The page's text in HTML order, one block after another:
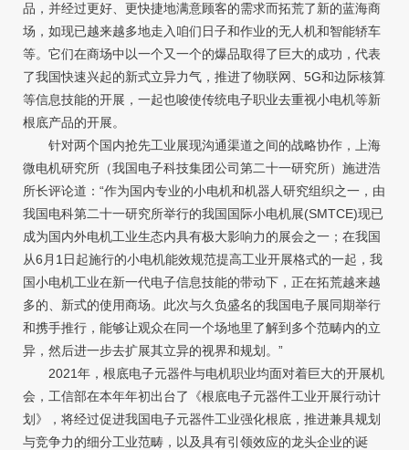
品，并经过更好、更快捷地满意顾客的需求而拓荒了新的蓝海商
场，如现已越来越多地走入咱们日子和作业的无人机和智能轿车
等。它们在商场中以一个又一个的爆品取得了巨大的成功，代表
了我国快速兴起的新式立异力气，推进了物联网、5G和边际核算
等信息技能的开展，一起也唆使传统电子职业去重视小电机等新
根底产品的开展。
针对两个国内抢先工业展现沟通渠道之间的战略协作，上海
微电机研究所（我国电子科技集团公司第二十一研究所）施进浩
所长评论道：“作为国内专业的小电机和机器人研究组织之一，由
我国电科第二十一研究所举行的我国国际小电机展(SMTCE)现已
成为国内外电机工业生态内具有极大影响力的展会之一；在我国
从6月1日起施行的小电机能效规范提高工业开展格式的一起，我
国小电机工业在新一代电子信息技能的带动下，正在拓荒越来越
多的、新式的使用商场。此次与久负盛名的我国电子展同期举行
和携手推行，能够让观众在同一个场地里了解到多个范畴内的立
异，然后进一步去扩展其立异的视界和规划。”
2021年，根底电子元器件与电机职业均面对着巨大的开展机
会，工信部在本年年初出台了《根底电子元器件工业开展行动计
划》，将经过促进我国电子元器件工业强化根底，推进兼具规划
与竞争力的细分工业范畴，以及具有引领效应的龙头企业的诞